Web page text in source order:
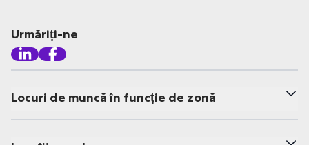
Urmăriți-ne
Locuri de muncă în funcție de zonă